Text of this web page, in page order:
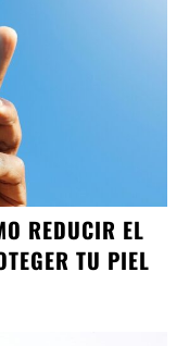
REDUCIR EL
TU PIEL